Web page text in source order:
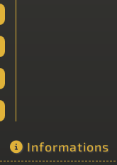
Informations